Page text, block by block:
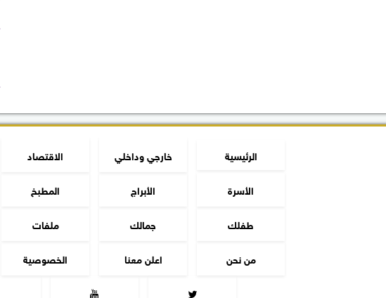
الرئيسية خارجي وداخلي الاقتصاد
الأسرة
الأبراج المطبخ
طفلك
جمالك ملفات
من نحن
اعلن معنا الخصوصية

